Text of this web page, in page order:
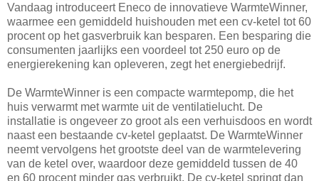
Vandaag introduceert Eneco de innovatieve WarmteWinner,
waarmee een gemiddeld huishouden met een cv-ketel tot 60
procent op het gasverbruik kan besparen. Een besparing die
consumenten jaarlijks een voordeel tot 250 euro op de
energierekening kan opleveren, zegt het energiebedrijf.
De WarmteWinner is een compacte warmtepomp, die het
huis verwarmt met warmte uit de ventilatielucht. De
installatie is ongeveer zo groot als een verhuisdoos en wordt
naast een bestaande cv-ketel geplaatst. De WarmteWinner
neemt vervolgens het grootste deel van de warmtelevering
van de ketel over, waardoor deze gemiddeld tussen de 40
en 60 procent minder gas verbruikt. De cv-ketel springt dan